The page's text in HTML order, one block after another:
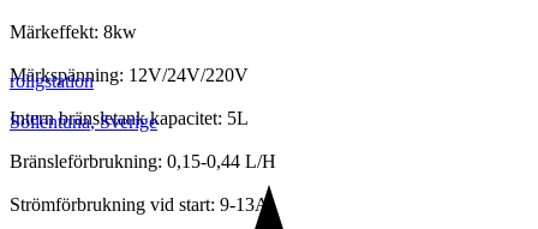
Märkeffekt: 8kw
Märkspänning: 12V/24V/220V
Intern bränsletank kapacitet: 5L
Bränsleförbrukning: 0,15-0,44 L/H
Strömförbrukning vid start: 9-13A
roligstation
Sollentuna,Sverige